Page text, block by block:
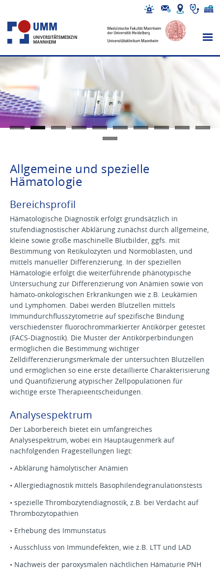
Allgemeine und spezielle
Hämatologie
Bereichsprofil
Hämatologische Diagnostik erfolgt grundsätzlich in
stufendiagnostischer Abklärung zunächst durch allgemeine,
kleine sowie große maschinelle Blutbilder, ggfs. mit
Bestimmung von Retikulozyten und Normoblasten, und
mittels manueller Differenzierung. In der speziellen
Hämatologie erfolgt die weiterführende phänotypische
Untersuchung zur Differenzierung von Anämien sowie von
hämato-onkologischen Erkrankungen wie z.B. Leukämien
und Lymphomen. Dabei werden Blutzellen mittels
Immundurchflusszytometrie auf spezifische Bindung
verschiedenster fluorochrommarkierter Antikörper getestet
(FACS-Diagnostik). Die Muster der Antikörperbindungen
ermöglichen die Bestimmung wichtiger
Zelldifferenzierungsmerkmale der untersuchten Blutzellen
und ermöglichen so eine erste detaillierte Charakterisierung
und Quantifizierung atypischer Zellpopulationen für
wichtige erste Therapieentscheidungen.
Analysespektrum
Der Laborbereich bietet ein umfangreiches
Analysespektrum, wobei ein Hauptaugenmerk auf
nachfolgenden Fragestellungen liegt:
• Abklärung hämolytischer Anämien
• Allergiediagnostik mittels Basophilendegranulationstests
• spezielle Thrombozytendiagnostik, z.B. bei Verdacht auf
Thrombozytopathien
• Erhebung des Immunstatus
• Ausschluss von Immundefekten, wie z.B. LTT und LAD
• Nachweis der paroxysmalen nächtlichen Hämaturie PNH